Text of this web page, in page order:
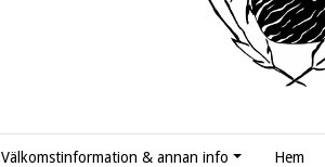
Välkomstinformation & annan info Hem